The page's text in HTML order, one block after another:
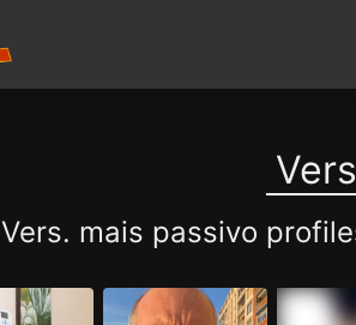
Vers. mais passivo